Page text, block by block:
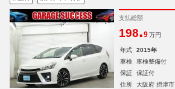
支払総額
198.9 万円
年式 2015年
車検
車検整備付
保証
保証付
住所
大阪府 摂津市